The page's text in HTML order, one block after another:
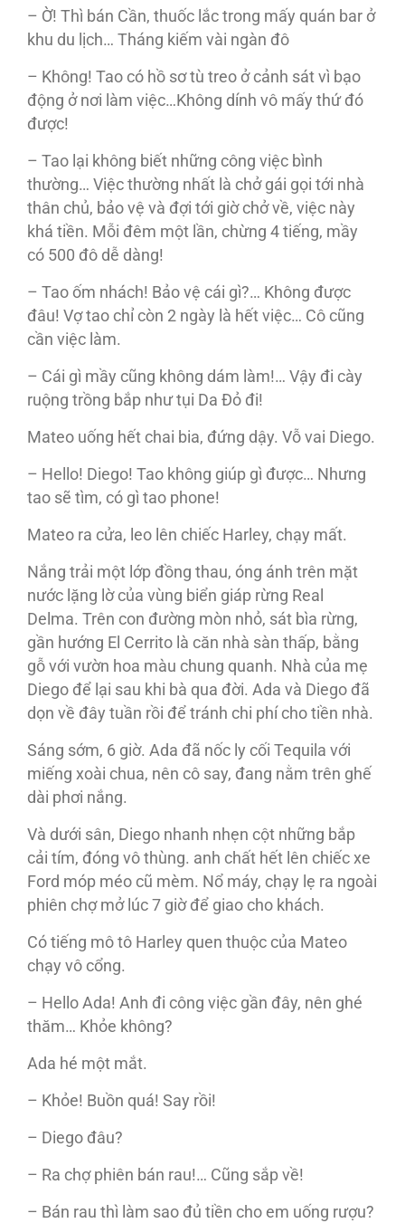
– Ờ! Thì bán Cần, thuốc lắc trong mấy quán bar ở
khu du lịch… Tháng kiếm vài ngàn đô
– Không! Tao có hồ sơ tù treo ở cảnh sát vì bạo
động ở nơi làm việc…Không dính vô mấy thứ đó
được!
– Tao lại không biết những công việc bình
thường… Việc thường nhất là chở gái gọi tới nhà
thân chủ, bảo vệ và đợi tới giờ chở về, việc này
khá tiền. Mỗi đêm một lần, chừng 4 tiếng, mầy
có 500 đô dễ dàng!
– Tao ốm nhách! Bảo vệ cái gì?… Không được
đâu! Vợ tao chỉ còn 2 ngày là hết việc… Cô cũng
cần việc làm.
– Cái gì mầy cũng không dám làm!… Vậy đi cày
ruộng trồng bắp như tụi Da Đỏ đi!
Mateo uống hết chai bia, đứng dậy. Vỗ vai Diego.
– Hello! Diego! Tao không giúp gì được… Nhưng
tao sẽ tìm, có gì tao phone!
Mateo ra cửa, leo lên chiếc Harley, chạy mất.
Nắng trải một lớp đồng thau, óng ánh trên mặt
nước lặng lờ của vùng biển giáp rừng Real
Delma. Trên con đường mòn nhỏ, sát bìa rừng,
gần hướng El Cerrito là căn nhà sàn thấp, bằng
gỗ với vườn hoa màu chung quanh. Nhà của mẹ
Diego để lại sau khi bà qua đời. Ada và Diego đã
dọn về đây tuần rồi để tránh chi phí cho tiền nhà.
Sáng sớm, 6 giờ. Ada đã nốc ly cối Tequila với
miếng xoài chua, nên cô say, đang nằm trên ghế
dài phơi nắng.
Và dưới sân, Diego nhanh nhẹn cột những bắp
cải tím, đóng vô thùng. anh chất hết lên chiếc xe
Ford móp méo cũ mèm. Nổ máy, chạy lẹ ra ngoài
phiên chợ mở lúc 7 giờ để giao cho khách.
Có tiếng mô tô Harley quen thuộc của Mateo
chạy vô cổng.
– Hello Ada! Anh đi công việc gần đây, nên ghé
thăm… Khỏe không?
Ada hé một mắt.
– Khỏe! Buồn quá! Say rồi!
– Diego đâu?
– Ra chợ phiên bán rau!… Cũng sắp về!
– Bán rau thì làm sao đủ tiền cho em uống rượu?